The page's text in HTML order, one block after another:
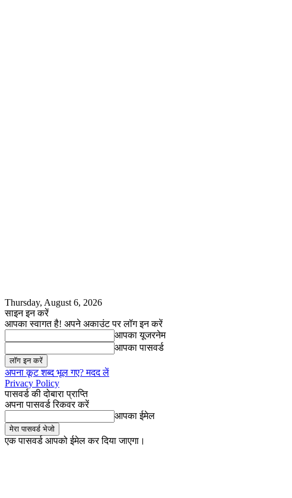
Thursday, August 6, 2026
साइन इन करें
आपका स्वागत है! अपने अकाउंट पर लॉग इन करें
आपका यूजरनेम
आपका पासवर्ड
अपना कूट शब्द भूल गए? मदद लें
Privacy Policy
पासवर्ड की दोबारा प्राप्ति
अपना पासवर्ड रिकवर करें
आपका ईमेल
एक पासवर्ड आपको ईमेल कर दिया जाएगा।